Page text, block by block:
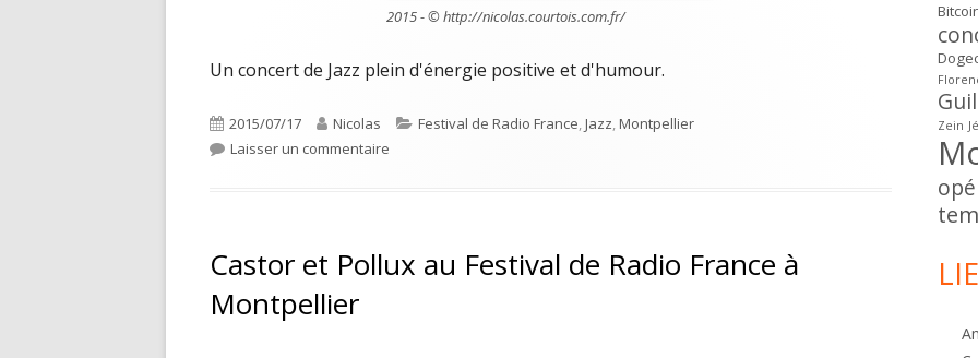
2015 - © http://nicolas.courtois.com.fr/
Un concert de Jazz plein d'énergie positive et d'humour.
Publié
le
2015/07/17 Auteur
Nicolas Catégories
Festival de Radio France,Jazz,Montpellier
Laisser un commentaire
Castor et Pollux au Festival de Radio France à
Montpellier
Zein